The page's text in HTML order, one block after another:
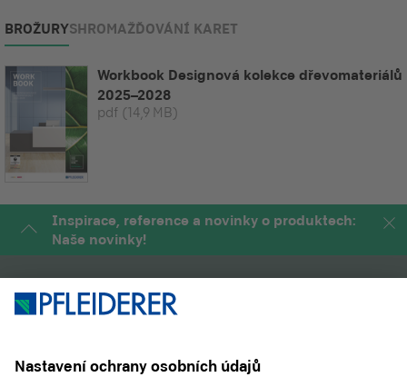
BROŽURYSHROMAŽĎOVÁNÍ KARET
Workbook Designová kolekce dřevomateriálů
2025–2028
pdf (14,9 MB)
Inspirace, reference a novinky o produktech:
Naše novinky!
PRODUKTY MAGAZÍN